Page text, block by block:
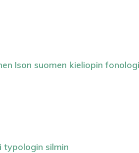
Ison suomen kieliopin
typologin silmin